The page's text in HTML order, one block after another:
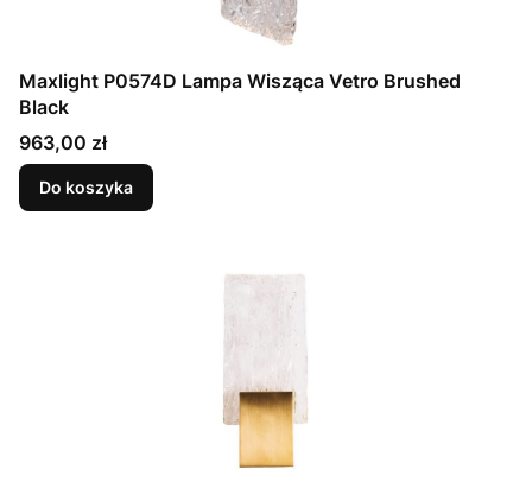
Maxlight P0574D Lampa Wisząca Vetro Brushed
Black
Cena
963,00 zł
Do koszyka